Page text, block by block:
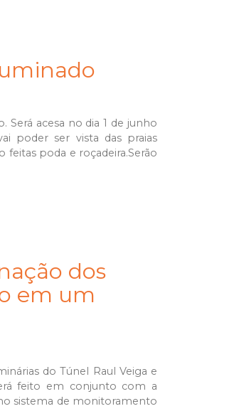
Será acesa no dia 1 de junho
poder ser vista das praias
poda e roçadeira.Serão
dos
em um
do Túnel Raul Veiga e
feito em conjunto com a
sistema de monitoramento